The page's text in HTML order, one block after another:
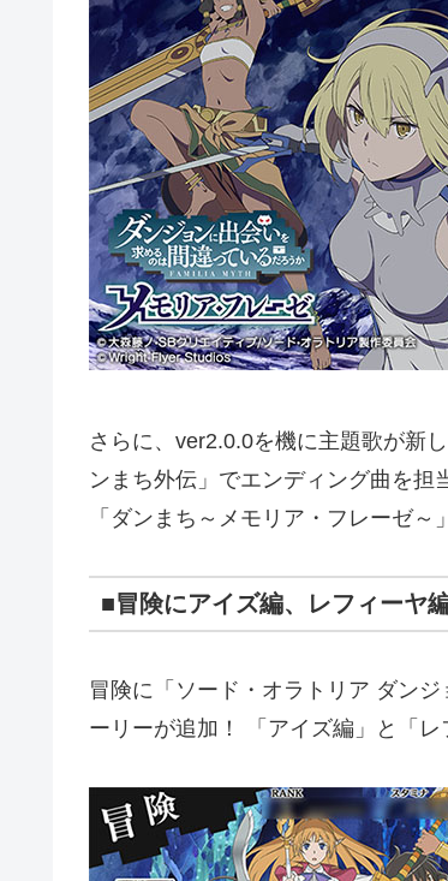
さらに、ver2.0.0を機に主題歌が新
ンまち外伝」でエンディング曲を
「ダンまち～メモリア・フレーゼ～
■冒険にアイズ編、レフィーヤ
冒険に「ソード・オラトリア ダン
ーリーが追加！ 「アイズ編」と「レ